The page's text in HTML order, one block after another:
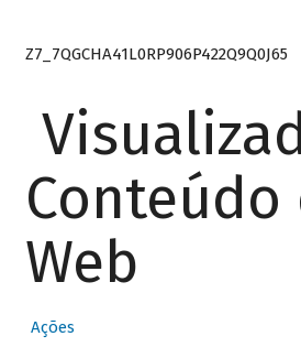
Z7_7QGCHA41L0RP906P422Q9Q0J65
Conteúdo
Web
Ações